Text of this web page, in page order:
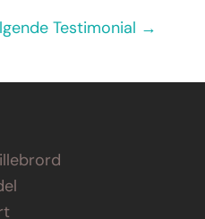
Testimonial →